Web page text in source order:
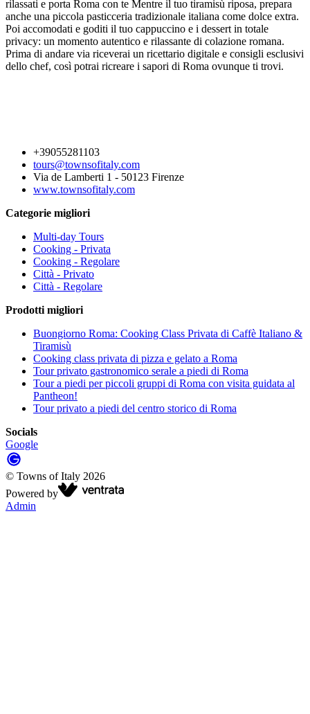
rilassati e porta Roma con te Mentre il tuo tiramisù riposa, prepara
anche una piccola pasticceria tradizionale italiana come dolce extra.
Poi accomodati e goditi il tuo cappuccino e i dessert in totale
privacy: un momento autentico e rilassante di colazione romana.
Prima di andare via riceverai un ricettario digitale e consigli esclusivi
dello chef, così potrai ricreare i sapori di Roma ovunque ti trovi.
+39055281103
tours@townsofitaly.com
Via de Lamberti 1 - 50123 Firenze
www.townsofitaly.com
Categorie migliori
Multi-day Tours
Cooking - Privata
Cooking - Regolare
Città - Privato
Città - Regolare
Prodotti migliori
Buongiorno Roma: Cooking Class Privata di Caffè Italiano &
Tiramisù
Cooking class privata di pizza e gelato a Roma
Tour privato gastronomico serale a piedi di Roma
Tour a piedi per piccoli gruppi di Roma con visita guidata al
Pantheon!
Tour privato a piedi del centro storico di Roma
Socials
Google
© Towns of Italy 2026
Powered by
Admin